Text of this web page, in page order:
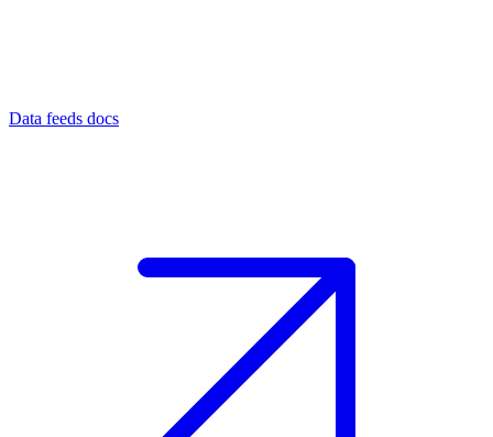
Data feeds docs